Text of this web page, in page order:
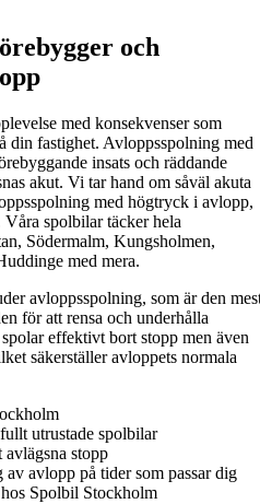
och
med konsekvenser som
din fastighet. Avloppsspolning med
insats och räddande
akut. Vi tar hand om såväl akuta
med högtryck i avlopp,
spolbilar täcker hela
Södermalm, Kungsholmen,
med mera.
avloppsspolning, som är den
för att rensa och underhålla
effektivt bort stopp men även
säkerställer avloppets normala
utrustade spolbilar
avlägsna stopp
avlopp på tider som passar dig
Spolbil Stockholm